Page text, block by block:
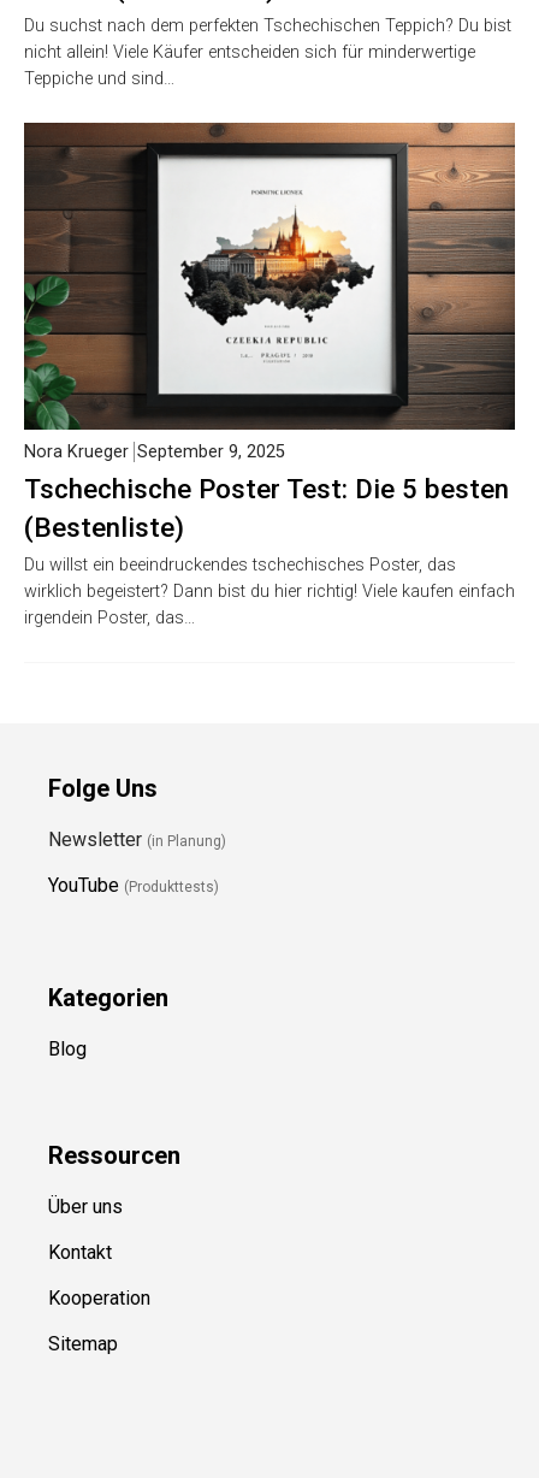
Du suchst nach dem perfekten Tschechischen Teppich? Du bist
nicht allein! Viele Käufer entscheiden sich für minderwertige
Teppiche und sind…
Tschechische Poster Test: Die 5 besten
(Bestenliste)
Nora Krueger September 9, 2025
Du willst ein beeindruckendes tschechisches Poster, das
wirklich begeistert? Dann bist du hier richtig! Viele kaufen einfach
irgendein Poster, das…
Folge Uns
Newsletter (in Planung)
YouTube (Produkttests)
Kategorien
Blog
Ressourcen
Über uns
Kontakt
Kooperation
Sitemap